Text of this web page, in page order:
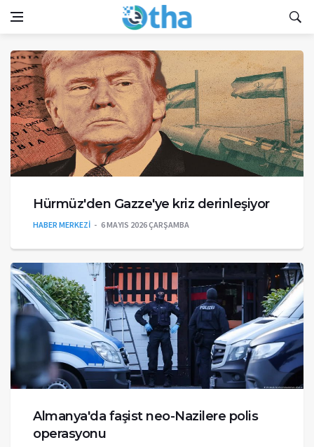
Hürmüz'den Gazze'ye kriz derinleşiyor
HABER MERKEZİ 6 MAYIS 2026 ÇARŞAMBA
Almanya'da faşist neo-Nazilere polis
operasyonu